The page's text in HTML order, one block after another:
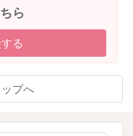
ら
る
ップへ